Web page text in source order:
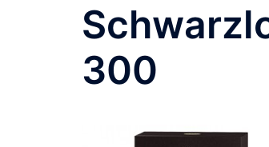
300